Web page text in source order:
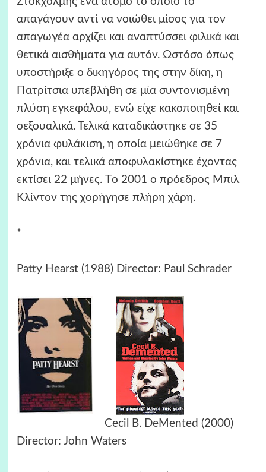
απαγάγουν αντί να νοιώθει μίσος για τον
απαγωγέα αρχίζει και αναπτύσσει φιλικά και
θετικά αισθήματα για αυτόν. Ωστόσο όπως
υποστήριξε ο δικηγόρος της στην δίκη, η
Πατρίτσια υπεβλήθη σε μία συντονισμένη
πλύση εγκεφάλου, ενώ είχε κακοποιηθεί και
σεξουαλικά. Τελικά καταδικάστηκε σε 35
χρόνια φυλάκιση, η οποία μειώθηκε σε 7
χρόνια, και τελικά αποφυλακίστηκε έχοντας
εκτίσει 22 μήνες. Tο 2001 ο πρόεδρος Μπιλ
Κλίντον της χορήγησε πλήρη χάρη.
*
Patty Hearst (1988) Director: Paul Schrader
Cecil B. DeMented (2000)
Director: John Waters